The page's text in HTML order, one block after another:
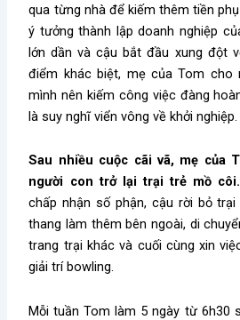
qua từng nhà để kiếm thêm tiền phụ
ý tưởng thành lập doanh nghiệp
lớn dần và cậu bắt đầu xung đột
điểm khác biệt, mẹ của Tom cho
mình nên kiếm công việc đàng
là suy nghĩ viển vông về khởi nghiệp.
Sau nhiều cuộc cãi vã, mẹ của
người con trở lại trại trẻ mồ côi.
chấp nhận số phận, cậu rời bỏ
thang làm thêm bên ngoài, di
trang trại khác và cuối cùng xin
giải trí bowling.
Mỗi tuần Tom làm 5 ngày từ 6h30